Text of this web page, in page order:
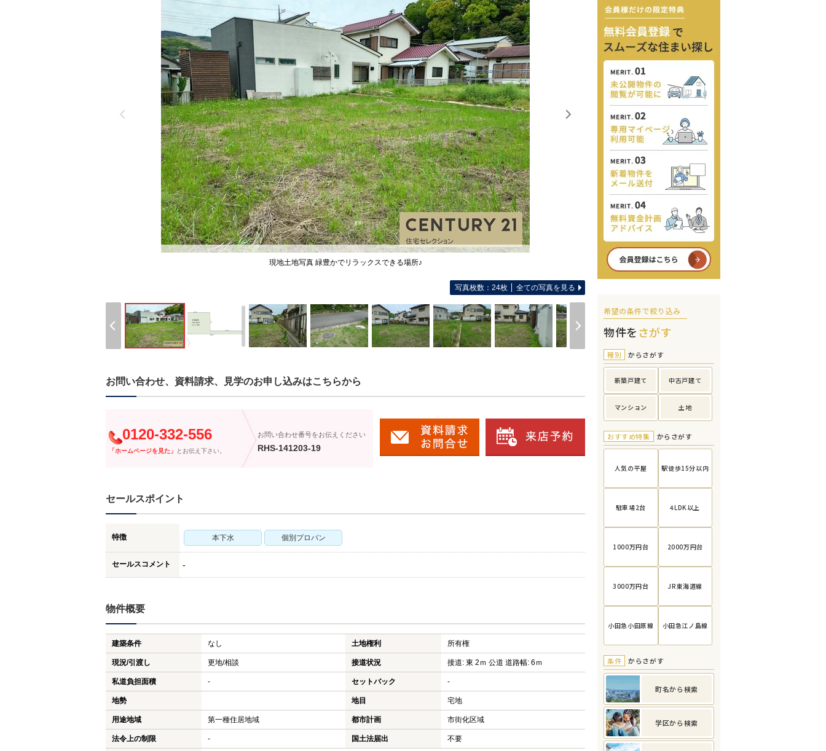
現地土地写真 緑豊かでリラックスできる場所♪
写真枚数：24枚 全ての写真を見る
お問い合わせ、資料請求、見学のお申し込みはこちらから
0120-332-556
「ホームページを見た」 とお伝え下さい。
お問い合わせ番号をお伝えください
RHS-141203-19
セールスポイント
特徴 本下水 個別プロパン
セールスコメント -
物件概要
建築条件 なし 土地権利 所有権
現況/引渡し 更地/相談 接道状況 接道: 東 2ｍ 公道 道路幅: 6ｍ
私道負担面積 - セットバック -
地勢 地目 宅地
用途地域 第一種住居地域 都市計画 市街化区域
法令上の制限 - 国土法届出 不要
希望の条件で絞り込み
物件をさがす
種別 からさがす
新築戸建て 中古戸建て
マンション 土地
おすすめ特集 からさがす
人気の平屋 駅徒歩15分以内
駐車場2台 4LDK以上
1000万円台 2000万円台
3000万円台 JR東海道線
小田急小田原線 小田急江ノ島線
条件 からさがす
町名から検索
学区から検索